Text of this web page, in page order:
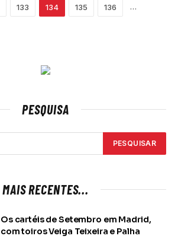
133 134 135 136 …
PESQUISA
MAIS RECENTES...
Os cartéis de Setembro em Madrid,
com toiros Veiga Teixeira e Palha